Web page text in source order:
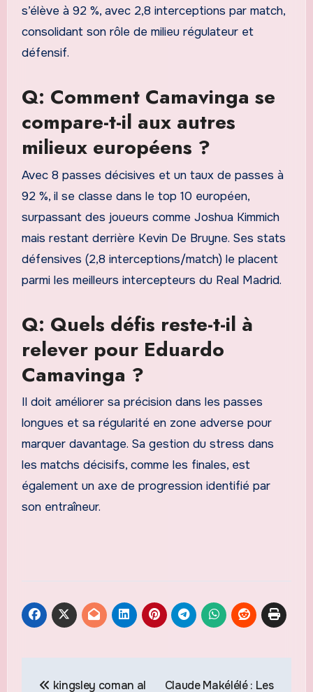
s’élève à 92 %, avec 2,8 interceptions par match,
consolidant son rôle de milieu régulateur et
défensif.
Q: Comment Camavinga se
compare-t-il aux autres
milieux européens ?
Avec 8 passes décisives et un taux de passes à
92 %, il se classe dans le top 10 européen,
surpassant des joueurs comme Joshua Kimmich
mais restant derrière Kevin De Bruyne. Ses stats
défensives (2,8 interceptions/match) le placent
parmi les meilleurs intercepteurs du Real Madrid.
Q: Quels défis reste-t-il à
relever pour Eduardo
Camavinga ?
Il doit améliorer sa précision dans les passes
longues et sa régularité en zone adverse pour
marquer davantage. Sa gestion du stress dans
les matchs décisifs, comme les finales, est
également un axe de progression identifié par
son entraîneur.
kingsley coman al Claude Makélélé : Les